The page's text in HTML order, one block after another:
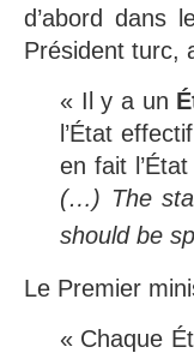
d’abord dans
Président turc,
« Il y a un
l’État
en fait
(…) The
should be
Le Premier
« Chaque